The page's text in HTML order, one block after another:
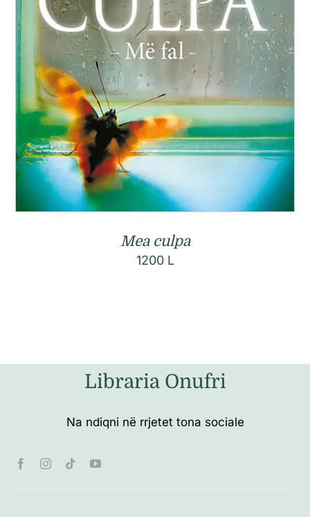
Mea culpa
1200 L
Libraria Onufri
Na ndiqni në rrjetet tona sociale